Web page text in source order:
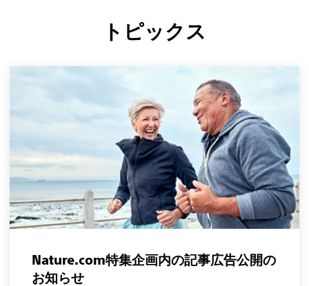
トピックス
Nature.com特集企画内の記事広告公開の
お知らせ